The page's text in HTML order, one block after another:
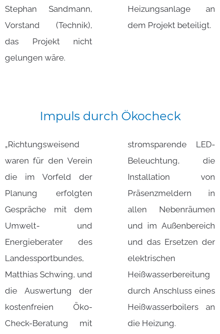
Stephan Sandmann,
Vorstand (Technik),
das Projekt nicht
gelungen wäre.
Heizungsanlage an
dem Projekt beteiligt.
Impuls durch Ökocheck
„Richtungsweisend
waren für den Verein
die im Vorfeld der
Planung erfolgten
Gespräche mit dem
Umwelt- und
Energieberater des
Landessportbundes,
Matthias Schwing, und
die Auswertung der
kostenfreien Öko-
Check-Beratung mit
stromsparende LED-
Beleuchtung, die
Installation von
Präsenzmeldern in
allen Nebenräumen
und im Außenbereich
und das Ersetzen der
elektrischen
Heißwasserbereitung
durch Anschluss eines
Heißwasserboilers an
die Heizung.